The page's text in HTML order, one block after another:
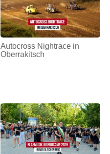
Autocross Nightrace in
Oberrakitsch